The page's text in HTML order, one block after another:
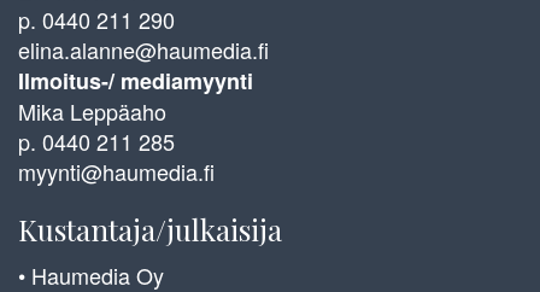
p. 0440 211 290
elina.alanne@haumedia.fi
Ilmoitus-/ mediamyynti
Mika Leppäaho
p. 0440 211 285
myynti@haumedia.fi
Kustantaja/julkaisija
• Haumedia Oy